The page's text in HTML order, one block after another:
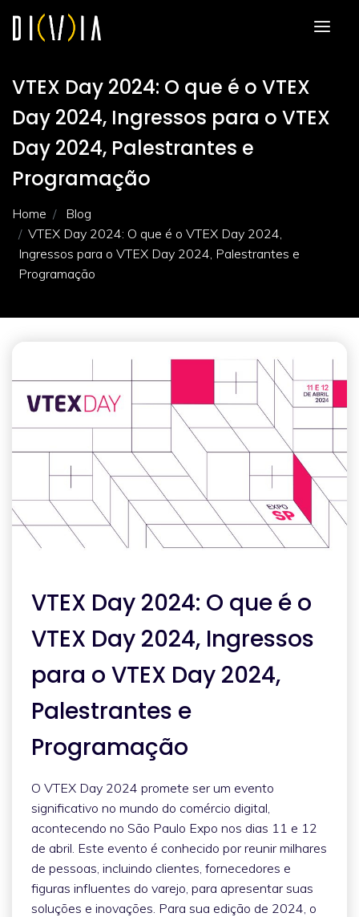
VTEX Day 2024: O que é o VTEX
Day 2024, Ingressos para o VTEX
Day 2024, Palestrantes e
Programação
Home
Blog
VTEX Day 2024: O que é o VTEX Day 2024,
Ingressos para o VTEX Day 2024, Palestrantes e
Programação
VTEX Day 2024: O que é o
VTEX Day 2024, Ingressos
para o VTEX Day 2024,
Palestrantes e
Programação
O VTEX Day 2024 promete ser um evento
significativo no mundo do comércio digital,
acontecendo no São Paulo Expo nos dias 11 e 12
de abril. Este evento é conhecido por reunir milhares
de pessoas, incluindo clientes, fornecedores e
figuras influentes do varejo, para apresentar suas
soluções e inovações. Para sua edição de 2024, o